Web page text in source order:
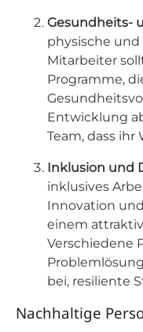
Gesundheits-
physische
Mitarbeiter
Programme,
Entwicklung
Team, dass
Inklusion und
inklusives
Innovation
einem
Verschiedene
bei, resiliente
Nachhaltige